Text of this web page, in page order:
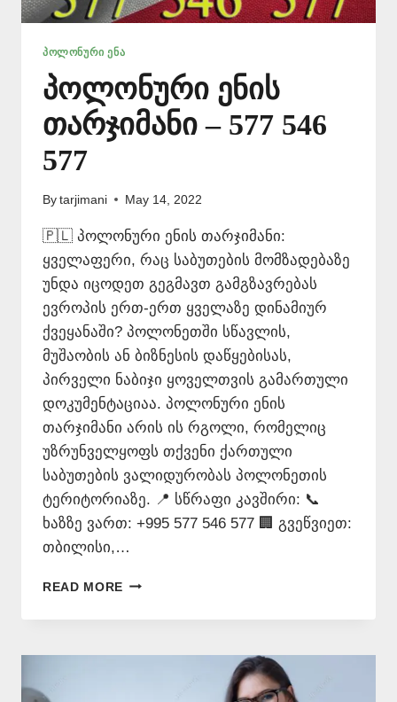
ᲞᲝᲚᲝᲜᲣᲠᲘ ᲔᲜᲐ
პოლონური ენის
თარჯიმანი – 577 546
577
By tarjimani May 14, 2022
🇵🇱 პოლონური ენის თარჯიმანი:
ყველაფერი, რაც საბუთების მომზადებაზე
უნდა იცოდეთ გეგმავთ გამგზავრებას
ევროპის ერთ-ერთ ყველაზე დინამიურ
ქვეყანაში? პოლონეთში სწავლის,
მუშაობის ან ბიზნესის დაწყებისას,
პირველი ნაბიჯი ყოველთვის გამართული
დოკუმენტაციაა. პოლონური ენის
თარჯიმანი არის ის რგოლი, რომელიც
უზრუნველყოფს თქვენი ქართული
საბუთების ვალიდურობას პოლონეთის
ტერიტორიაზე. 📍 სწრაფი კავშირი: 📞
ხაზზე ვართ: +995 577 546 577 🏢 გვეწვიეთ:
თბილისი,…
READ MORE ᲞᲝᲚᲝᲜᲣᲠᲘ
ᲗᲐᲠᲯᲘᲛᲐᲜᲘ
577